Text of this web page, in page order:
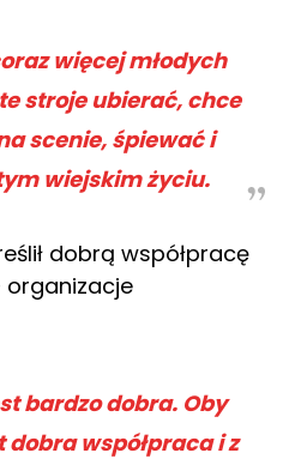
więcej młodych
stroje ubierać, chce
scenie, śpiewać i
wiejskim życiu.
dobrą współpracę
organizacje
bardzo dobra. Oby
dobra współpraca i z